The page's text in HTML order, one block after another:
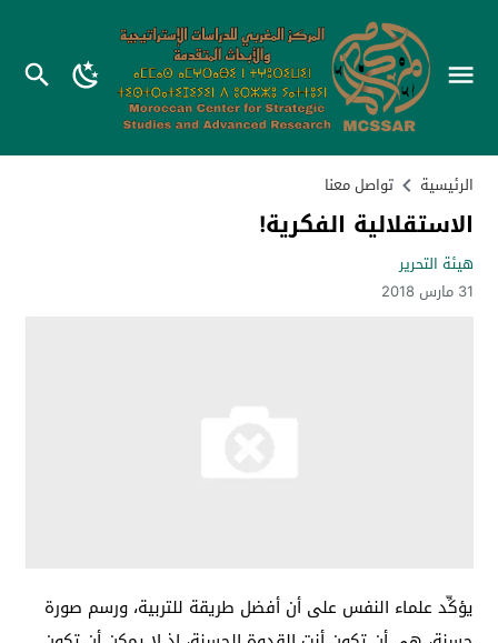
الرئيسية تواصل معنا
الاستقلالية الفكرية!
هيئة التحرير
31 مارس 2018
يؤكِّد علماء النفس على أن أفضل طريقة للتربية، ورسم صورة